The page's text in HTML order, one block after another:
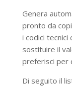
Genera
pronto da
i codici
sostituire il
preferisci per
Di seguito il